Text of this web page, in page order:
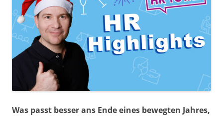
Was passt besser ans Ende eines bewegten Jahres,